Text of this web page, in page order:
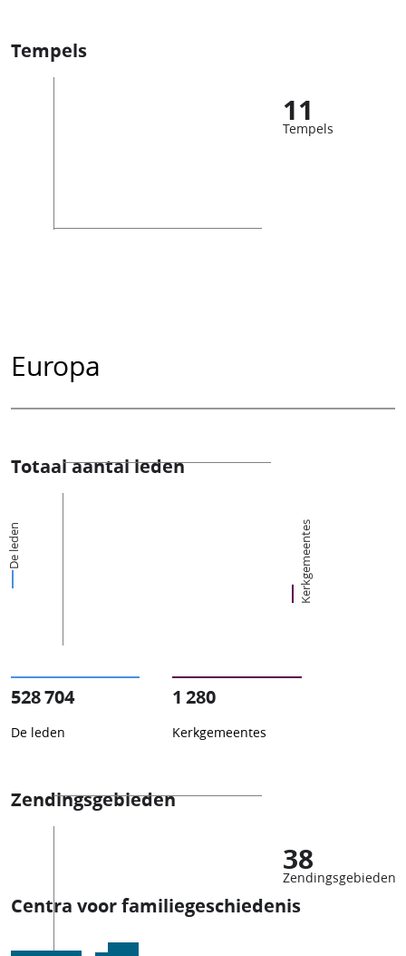
Tempels
11
Tempels
Europa
Totaal aantal leden
De leden Kerkgemeentes
528 704
De leden
1 280
Kerkgemeentes
Zendingsgebieden
38
Zendingsgebieden
Centra voor familiegeschiedenis